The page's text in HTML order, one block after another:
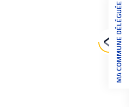
MA COMMUNE DÉLÉGUÉE